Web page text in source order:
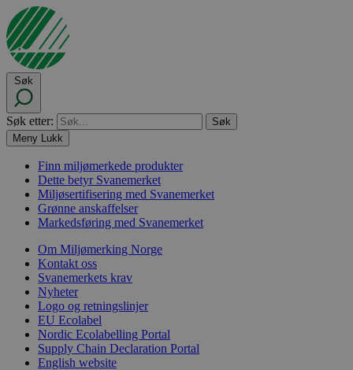
Søk
Søk etter:
Meny Lukk
Finn miljømerkede produkter
Dette betyr Svanemerket
Miljøsertifisering med Svanemerket
Grønne anskaffelser
Markedsføring med Svanemerket
Om Miljømerking Norge
Kontakt oss
Svanemerkets krav
Nyheter
Logo og retningslinjer
EU Ecolabel
Nordic Ecolabelling Portal
Supply Chain Declaration Portal
English website